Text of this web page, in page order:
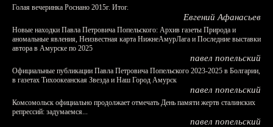
Голая вечеринка Роснано 2015г. Итог.
Евгений Афанасьев
Новые находки Павла Петровича Попельского: Архив газеты Природа и
аномальные явления, Неизвестная карта НижнеАмурЛага и Последние выставки
автора в Амурске по 2025
павел попельский
Официальные публикации Павла Петровича Попельского 2023-2025 в Болгарии,
в газетах Тихоокеанская Звезда и Наш Город Амурск
павел попельский
Комсомольск официально продолжает отмечать День памяти жертв сталинских
репрессий: задумаемся...
павел попельский